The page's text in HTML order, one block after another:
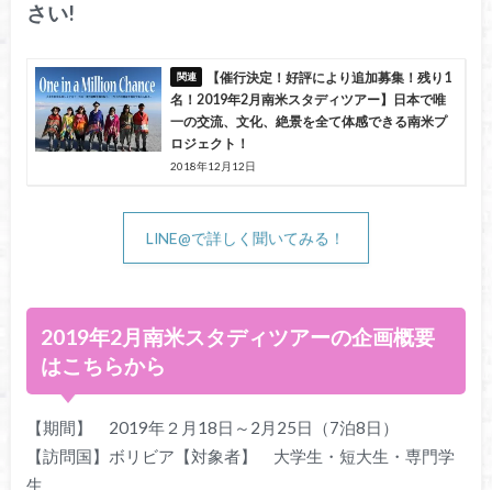
さい!
【催行決定！好評により追加募集！残り1
名！2019年2月南米スタディツアー】日本で唯
一の交流、文化、絶景を全て体感できる南米プ
ロジェクト！
2018年12月12日
LINE@で詳しく聞いてみる！
2019年2月南米スタディツアーの企画概要
はこちらから
【期間】 2019年２月18日～2月25日（7泊8日）
【訪問国】ボリビア【対象者】 大学生・短大生・専門学
生